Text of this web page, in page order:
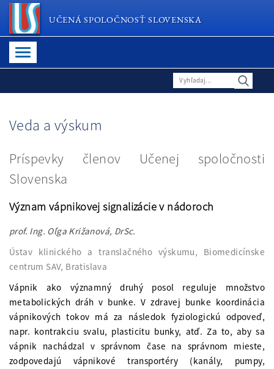
UČENÁ SPOLOČNOSŤ SLOVENSKA
Veda a výskum
Príspevky členov Učenej spoločnosti
Slovenska
Význam vápnikovej signalizácie v nádoroch
prof. Ing. Oľga Križanová, DrSc.
Ústav klinického a translačného výskumu, Biomedicínske
centrum SAV, Bratislava
Vápnik ako významný druhý posol reguluje množstvo
metabolických dráh v bunke. V zdravej bunke koordinácia
vápnikových tokov má za následok fyziologickú odpoveď,
napr. kontrakciu svalu, plasticitu bunky, atď. Za to, aby sa
vápnik nachádzal v správnom čase na správnom mieste,
zodpovedajú vápnikové transportéry (kanály, pumpy,